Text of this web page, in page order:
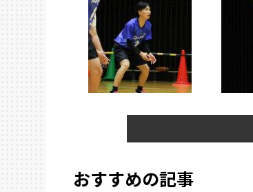
おすすめの記事